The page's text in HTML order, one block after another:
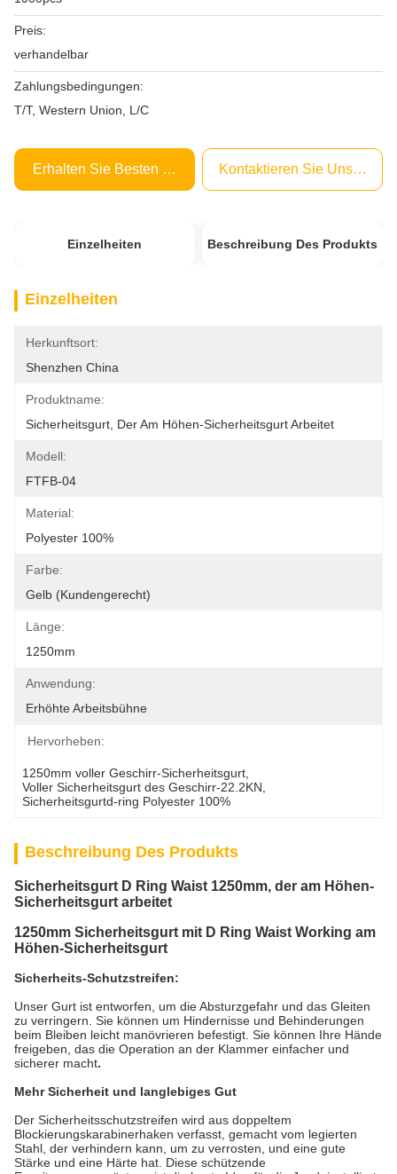
Preis:
verhandelbar
Zahlungsbedingungen:
T/T, Western Union, L/C
Erhalten Sie Besten Preis Kontaktieren Sie Uns Jetzt
Einzelheiten Beschreibung Des Produkts
Einzelheiten
Herkunftsort:
Shenzhen China
Produktname:
Sicherheitsgurt, Der Am Höhen-Sicherheitsgurt Arbeitet
Modell:
FTFB-04
Material:
Polyester 100%
Farbe:
Gelb (kundengerecht)
Länge:
1250mm
Anwendung:
Erhöhte Arbeitsbühne
Hervorheben:
1250mm voller Geschirr-Sicherheitsgurt
Voller Sicherheitsgurt des Geschirr-22.2KN
Sicherheitsgurtd-ring Polyester 100%
Beschreibung Des Produkts
Sicherheitsgurt D Ring Waist 1250mm, der am Höhen-
Sicherheitsgurt arbeitet
1250mm Sicherheitsgurt mit D Ring Waist Working am
Höhen-Sicherheitsgurt
Sicherheits-Schutzstreifen:
Unser Gurt ist entworfen, um die Absturzgefahr und das Gleiten
zu verringern. Sie können um Hindernisse und Behinderungen
beim Bleiben leicht manövrieren befestigt. Sie können Ihre Hände
freigeben, das die Operation an der Klammer einfacher und
sicherer macht.
Mehr Sicherheit und langlebiges Gut
Der Sicherheitsschutzstreifen wird aus doppeltem
Blockierungskarabinerhaken verfasst, gemacht vom legierten
Stahl, der verhindern kann, um zu verrosten, und eine gute
Stärke und eine Härte hat. Diese schützende